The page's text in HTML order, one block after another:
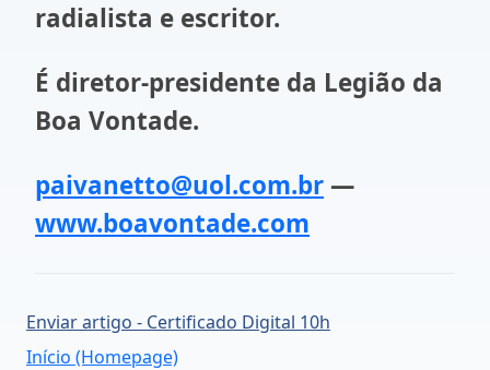
radialista e escritor.
É diretor-presidente da Legião da
Boa Vontade.
paivanetto@uol.com.br —
www.boavontade.com
Enviar artigo - Certificado Digital 10h
Início (Homepage)